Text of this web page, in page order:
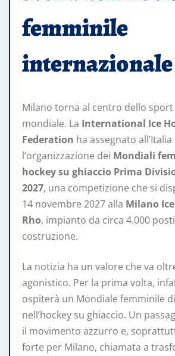
femminile
internazionale
Milano torna al centro dello sport
mondiale. La International Ice
Federation ha assegnato all’Italia
l’organizzazione dei Mondiali
hockey su ghiaccio Prima
2027, una competizione che si
14 novembre 2027 alla Milano
Rho, impianto da circa 4.000
costruzione.
La notizia ha un valore che va
agonistico. Per la prima volta,
ospiterà un Mondiale femminile
nell’hockey su ghiaccio. Un
il movimento azzurro e,
forte per Milano, chiamata a